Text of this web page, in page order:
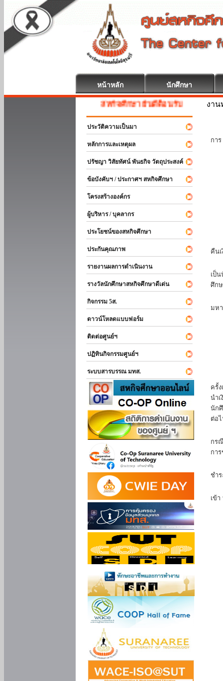
หน้าหลัก นักศึกษา
สหกิจศึกษา ยินดีต้อนรับ
ประวัติความเป็นมา
หลักการและเหตุผล
ปรัชญา วิสัยทัศน์ พันธกิจ วัตถุประสงค์
ข้อบังคับฯ / ประกาศฯ สหกิจศึกษา
โครงสร้างองค์กร
ผู้บริหาร / บุคลากร
ประโยชน์ของสหกิจศึกษา
ประกันคุณภาพ
รายงานผลการดำเนินงาน
รางวัลนักศึกษาสหกิจศึกษาดีเด่น
กิจกรรม 5ส.
ดาวน์โหลดแบบฟอร์ม
ติดต่อศูนย์ฯ
ปฏิทินกิจกรรมศูนย์ฯ
ระบบสารบรรณ มทส.
งา
กา
คืน
เป็
ศึก
มห
ครั้
นำ
นัก
ต่อ
กร
กา
ชำ
เข้